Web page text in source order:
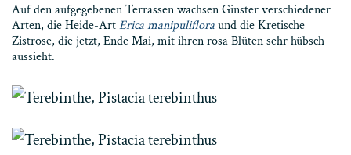
Auf den aufgegebenen Terrassen wachsen Ginster verschiedener
Arten, die Heide-ArtErica manipulifloraund die Kretische
Zistrose, die jetzt, Ende Mai, mit ihren rosa Blüten sehr hübsch
aussieht.